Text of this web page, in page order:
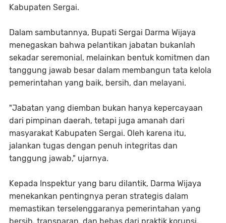
Kabupaten Sergai.
Dalam sambutannya, Bupati Sergai Darma Wijaya
menegaskan bahwa pelantikan jabatan bukanlah
sekadar seremonial, melainkan bentuk komitmen dan
tanggung jawab besar dalam membangun tata kelola
pemerintahan yang baik, bersih, dan melayani.
"Jabatan yang diemban bukan hanya kepercayaan
dari pimpinan daerah, tetapi juga amanah dari
masyarakat Kabupaten Sergai. Oleh karena itu,
jalankan tugas dengan penuh integritas dan
tanggung jawab," ujarnya.
Kepada Inspektur yang baru dilantik, Darma Wijaya
menekankan pentingnya peran strategis dalam
memastikan terselenggaranya pemerintahan yang